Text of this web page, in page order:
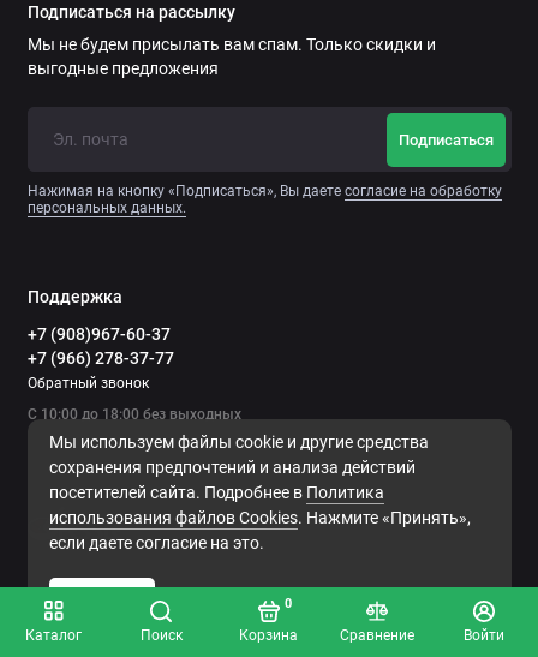
Каталог Поиск Корзина
0
Сравнение Войти
Мы используем файлы cookie и другие средства
сохранения предпочтений и анализа действий
посетителей сайта. Подробнее в Политика
использования файлов Сookies. Нажмите «Принять»,
если даете согласие на это.
Подписаться на рассылку
Мы не будем присылать вам спам. Только скидки и
выгодные предложения
Подписаться
Нажимая на кнопку «Подписаться», Вы даете согласие на обработку
персональных данных.
Поддержка
+7 (908)967-60-37
+7 (966) 278-37-77
Обратный звонок
С 10:00 до 18:00 без выходных